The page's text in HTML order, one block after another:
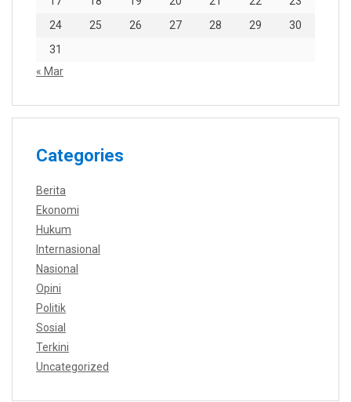
24
25 26 27 28 29
30
31
« Mar
Categories
Berita
Ekonomi
Hukum
Internasional
Nasional
Opini
Politik
Sosial
Terkini
Uncategorized